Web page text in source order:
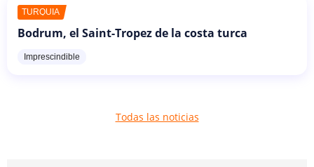
TURQUÍA
Bodrum, el Saint-Tropez de la costa turca
Imprescindible
Todas las noticias